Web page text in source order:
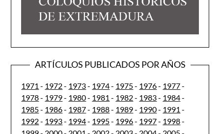
ARTÍCULOS PUBLICADOS POR AÑOS
1971 - 1972- 1973- 1974- 1975- 1976- 1977-
1978- 1979- 1980- 1981 - 1982- 1983- 1984-
1985- 1986- 1987- 1988- 1989- 1990- 1991 -
1992- 1993- 1994- 1995- 1996- 1997- 1998-